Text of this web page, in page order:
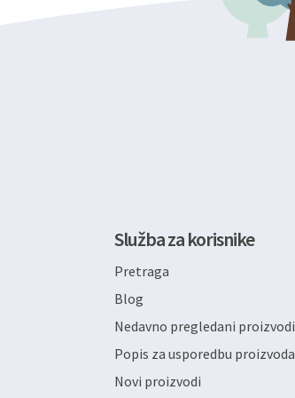
Služba za korisnike
Pretraga
Blog
Nedavno pregledani proizvodi
Popis za usporedbu proizvoda
Novi proizvodi